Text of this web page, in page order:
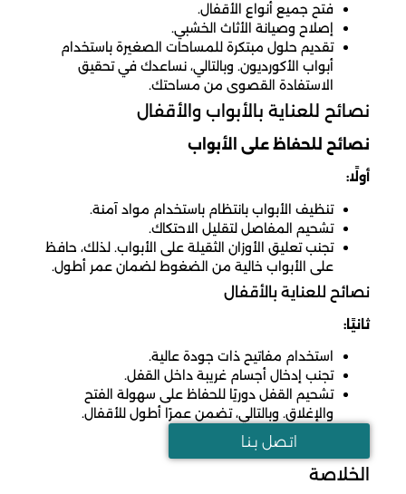
فتح جميع أنواع الأقفال.
إصلاح وصيانة الأثاث الخشبي.
تقديم حلول مبتكرة للمساحات الصغيرة باستخدام
أبواب الأكورديون. وبالتالي، نساعدك في تحقيق
الاستفادة القصوى من مساحتك.
نصائح للعناية بالأبواب والأقفال
نصائح للحفاظ على الأبواب
أولًا:
تنظيف الأبواب بانتظام باستخدام مواد آمنة.
تشحيم المفاصل لتقليل الاحتكاك.
تجنب تعليق الأوزان الثقيلة على الأبواب. لذلك، حافظ
على الأبواب خالية من الضغوط لضمان عمر أطول.
نصائح للعناية بالأقفال
ثانيًا:
استخدام مفاتيح ذات جودة عالية.
تجنب إدخال أجسام غريبة داخل القفل.
تشحيم القفل دوريًا للحفاظ على سهولة الفتح
والإغلاق. وبالتالي، تضمن عمرًا أطول للأقفال.
اتـصل بـنـا
الخلاصة